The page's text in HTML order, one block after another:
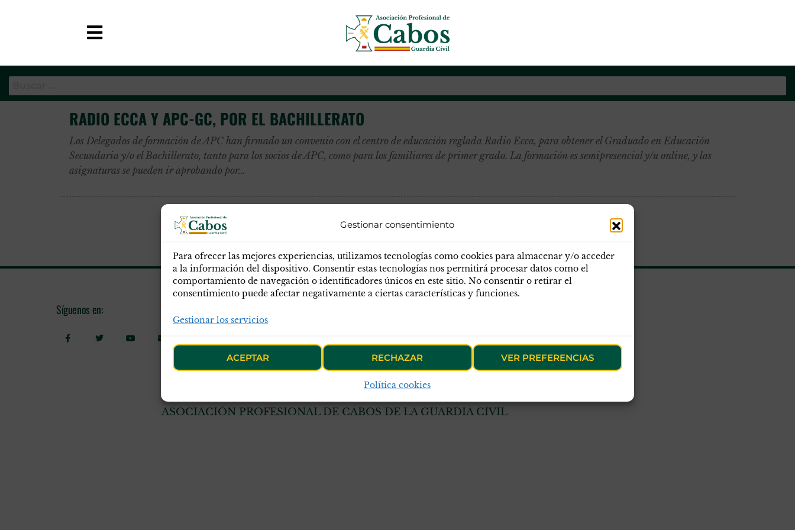
Gestionar consentimiento
Para ofrecer las mejores experiencias, utilizamos tecnologías como cookies para almacenar y/o acceder
a la información del dispositivo. Consentir estas tecnologías nos permitirá procesar datos como el
comportamiento de navegación o identificadores únicos en este sitio. No consentir o retirar el
consentimiento puede afectar negativamente a ciertas características y funciones.
Gestionar los servicios
ACEPTAR RECHAZAR VER PREFERENCIAS
Política cookies
APC-GC Asociación Profesional de Cabos de la Guardia Civil
Categoría:
RADIO ECCA Y APC-GC, POR EL BACHILLERATO
Los Delegados de formación de APC han firmado un convenio con el centro de educación reglada Radio Ecca, para obtener el Graduado en Educación
Secundaria y/o el Bachillerato, tanto para los socios de APC, como para los familiares de primer grado. La formación es semipresencial y/u online, y las
asignaturas se pueden ir aprobando por…
Síguenos en:
Política de cookies
Aviso legal
Acceso a socios
Delegaciones
FASCES
ASOCIACIÓN PROFESIONAL DE CABOS DE LA GUARDIA CIVIL